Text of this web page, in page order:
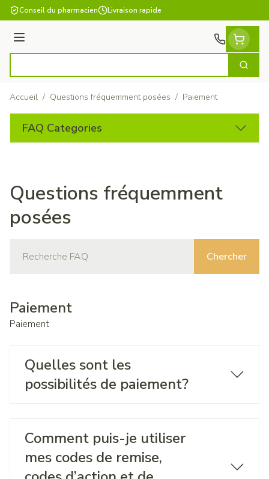
Aller au contenu
Conseil du pharmacien Livraison rapide
Menu
Accueil / Questions fréquemment posées / Paiement
FAQ Categories
Questions fréquemment
posées
Chercher
Paiement
Paiement
Quelles sont les
possibilités de paiement?
Comment puis-je utiliser
mes codes de remise,